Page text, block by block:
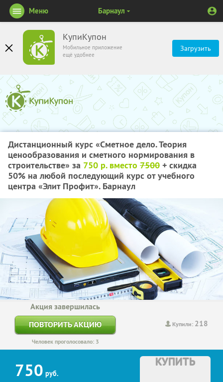
КупиКупон
Мобильное приложение
ещё удобнее
Загрузить
Меню Барнаул
Дистанционный курс «Сметное дело. Теория
ценообразования и сметного нормирования в
строительстве» за 750 р. вместо 7500 + скидка
50% на любой последующий курс от учебного
центра «Элит Профит». Барнаул
Купили: 218
Акция завершилась
ПОВТОРИТЬ АКЦИЮ
Человек проголосовало: 3
750 руб.
КУПИТЬ